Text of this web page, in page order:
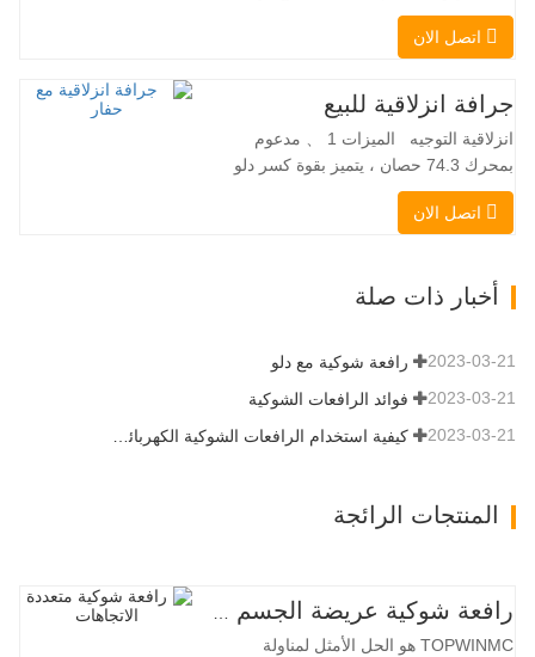
عقبة ومقرنة سريعة ||| مضخة هيدروليكية
Danfoss الأمريكية محرك إيتون الأمريكي
التلقائي الفرامل الهيدروليكية دلو قياسي
اللودر الانزلاقي هو نوع من الآلات المناسبة
لموقع العمل الضيق…
اتصل الان
جرافة انزلاقية للبيع
انزلاقية التوجيه الميزات 1 、 مدعوم
بمحرك 74.3 حصان ، يتميز بقوة كسر دلو
عند 3350 كجم ، والأداء العالي والإنتاجية إلى
مجموعة متنوعة من الملحقات التي تتطلب
اتصل الان
أخبار ذات صلة
رافعة شوكية مع دلو 2023-03-21
فوائد الرافعات الشوكية 2023-03-21
كيفية استخدام الرافعات الشوكية الكهربائية بشكل صحيح 2023-03-21
المنتجات الرائجة
رافعة شوكية عريضة الجسم متعددة الاتجاهات 3.5-5.0 طن
TOPWINMC هو الحل الأمثل لمناولة